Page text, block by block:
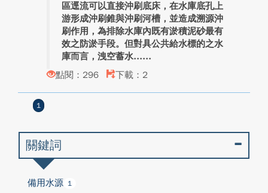
區逕流可以直接沖刷底床，在水庫底孔上
游形成沖刷錐與沖刷河槽，並造成溯源沖
刷作用，為排除水庫內既有淤積泥砂最有
效之防淤手段。但對具公共給水標的之水
庫而言，洩空蓄水...
點閱：296
下載：2
1
關鍵詞
備用水源 1